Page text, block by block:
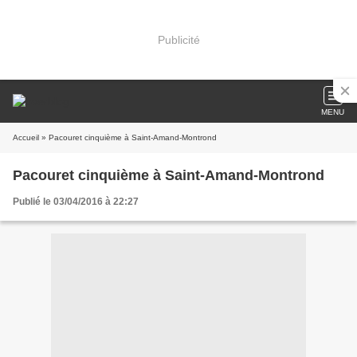
Publicité
MENU
Accueil » Pacouret cinquième à Saint-Amand-Montrond
Pacouret cinquième à Saint-Amand-Montrond
Publié le 03/04/2016 à 22:27